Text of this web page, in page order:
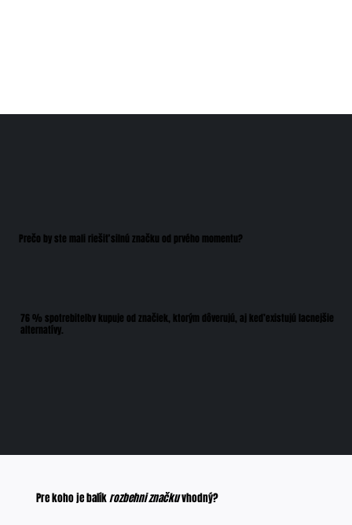
Prečo by ste mali riešiť silnú značku od prvého momentu?
76 % spotrebiteľov kupuje od značiek, ktorým dôverujú, aj keď existujú lacnejšie
alternatívy.
Pre koho je balíkrozbehni značkuvhodný?